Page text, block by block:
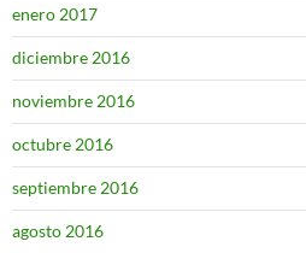
enero 2017
diciembre 2016
noviembre 2016
octubre 2016
septiembre 2016
agosto 2016